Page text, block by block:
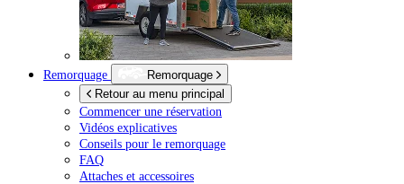
Remorquage
Remorquage
Retour au menu principal
Commencer une réservation
Vidéos explicatives
Conseils pour le remorquage
FAQ
Attaches et accessoires